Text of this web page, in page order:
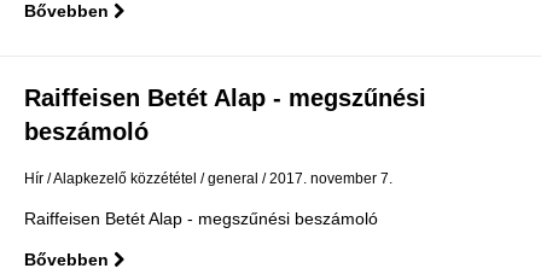
Bővebben
Raiffeisen Betét Alap - megszűnési
beszámoló
Hír Alapkezelő közzététel general 2017. november 7.
Raiffeisen Betét Alap - megszűnési beszámoló
Bővebben